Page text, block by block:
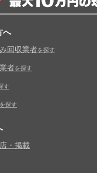
へ
回収業者を探す
者を探す
す
を探す
・掲載